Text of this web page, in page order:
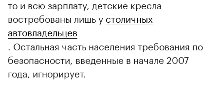
то и всю зарплату, детские кресла
востребованы лишь у столичных
автовладельцев
. Остальная часть населения требования по
безопасности, введенные в начале 2007
года, игнорирует.